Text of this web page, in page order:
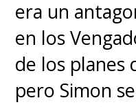
era un
en los
de los planes
pero Simon